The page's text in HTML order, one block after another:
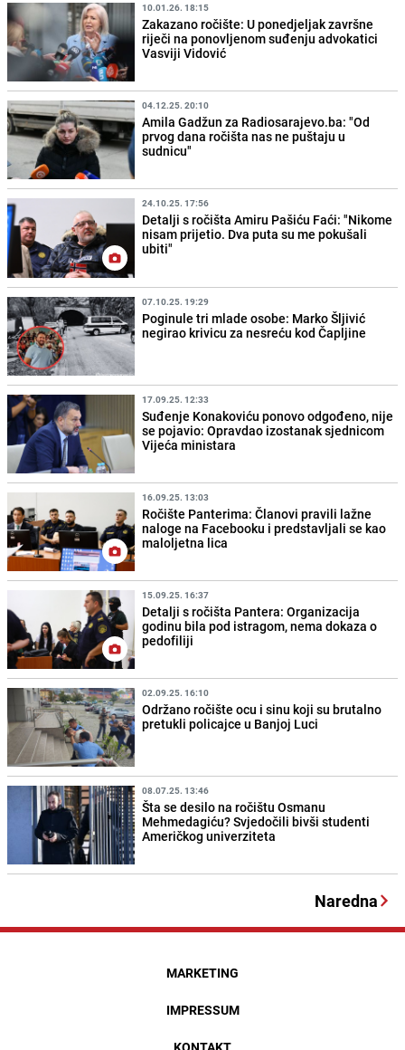
10.01.26. 18:15
Zakazano ročište: U ponedjeljak završne
riječi na ponovljenom suđenju advokatici
Vasviji Vidović
04.12.25. 20:10
Amila Gadžun za Radiosarajevo.ba: "Od
prvog dana ročišta nas ne puštaju u
sudnicu"
24.10.25. 17:56
Detalji s ročišta Amiru Pašiću Faći: "Nikome
nisam prijetio. Dva puta su me pokušali
ubiti"
07.10.25. 19:29
Poginule tri mlade osobe: Marko Šljivić
negirao krivicu za nesreću kod Čapljine
17.09.25. 12:33
Suđenje Konakoviću ponovo odgođeno, nije
se pojavio: Opravdao izostanak sjednicom
Vijeća ministara
16.09.25. 13:03
Ročište Panterima: Članovi pravili lažne
naloge na Facebooku i predstavljali se kao
maloljetna lica
15.09.25. 16:37
Detalji s ročišta Pantera: Organizacija
godinu bila pod istragom, nema dokaza o
pedofiliji
02.09.25. 16:10
Održano ročište ocu i sinu koji su brutalno
pretukli policajce u Banjoj Luci
08.07.25. 13:46
Šta se desilo na ročištu Osmanu
Mehmedagiću? Svjedočili bivši studenti
Američkog univerziteta
Naredna
MARKETING
IMPRESSUM